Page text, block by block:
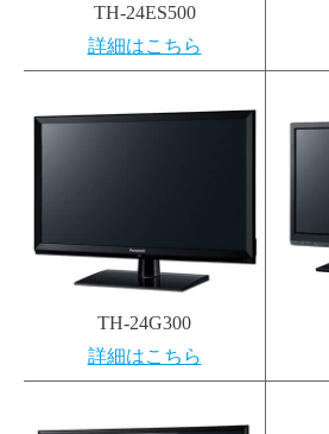
TH-24ES500
詳細はこちら
TH-24G300
詳細はこちら